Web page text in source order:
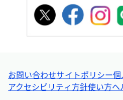
お問い合わせサイトポリシー
アクセシビリティ方針使い方ヘ